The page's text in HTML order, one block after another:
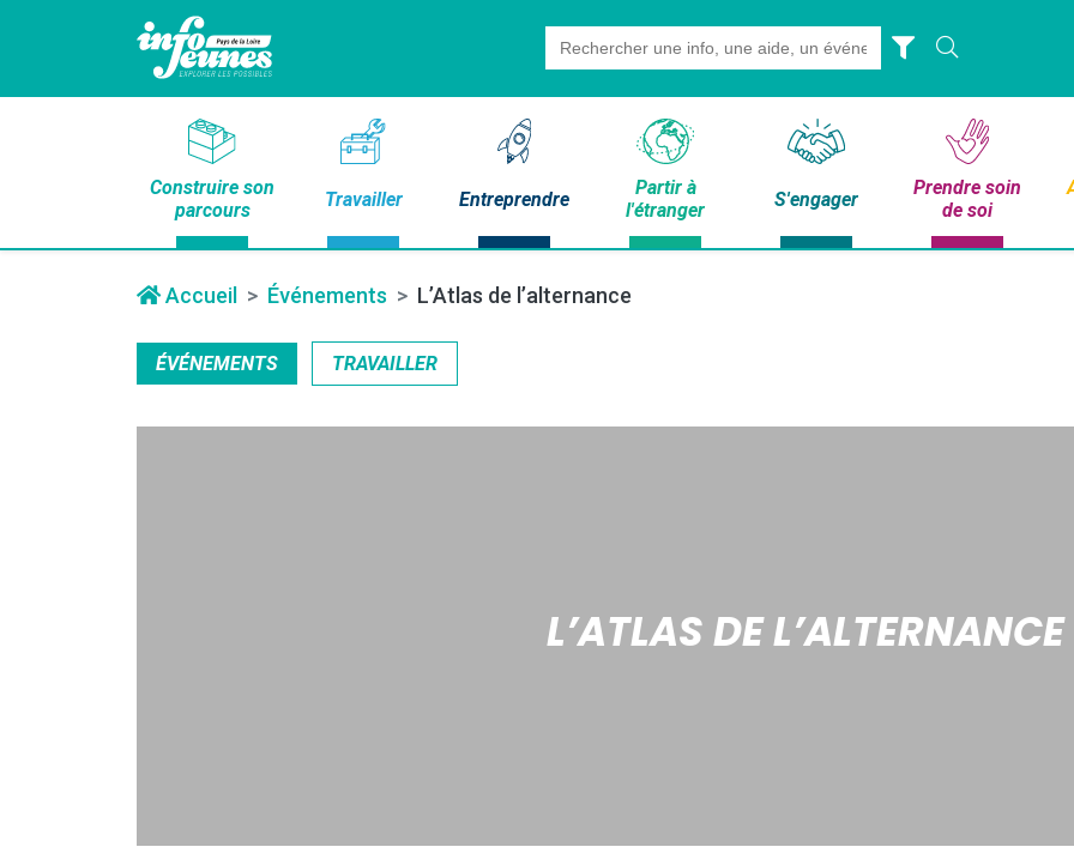
Search
for:
Construire son
parcours
Travailler Entreprendre
Partir à
l'étranger
S'engager
Prendre soin
de soi
Accueil Événements L’Atlas de l’alternance
ÉVÉNEMENTS TRAVAILLER
L’ATLAS DE L’ALTERNANCE